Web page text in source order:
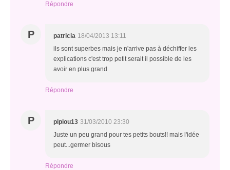
Répondre
P patricia 18/04/2013 13:11
ils sont superbes mais je n'arrive pas à déchiffer les
explications c'est trop petit serait il possible de les
avoir en plus grand
Répondre
P pipiou13 31/03/2010 23:30
Juste un peu grand pour tes petits bouts!! mais l'idée
peut...germer bisous
Répondre